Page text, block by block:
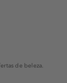
de beleza.